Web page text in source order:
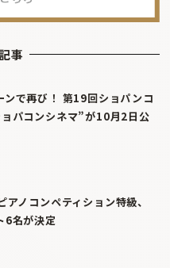
事
ンで再び！ 第19回ショパンコ
パコンシネマ”が10月2日公
ノコンペティション特級、
6名が決定